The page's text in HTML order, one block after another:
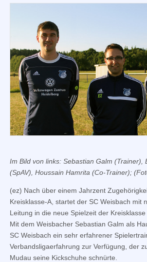
Im Bild von links: Sebastian Galm (Trainer),
(SpAV), Houssain Hamrita (Co-Trainer);
(ez) Nach über einem Jahrzent
Kreisklasse-A, startet der SC Weisbach mit
Leitung in die neue Spielzeit der Kreisklasse
Mit dem Weisbacher Sebastian Galm als
SC Weisbach ein sehr erfahrener
Verbandsligaerfahrung zur Verfügung, der
Mudau seine Kickschuhe schnürte.